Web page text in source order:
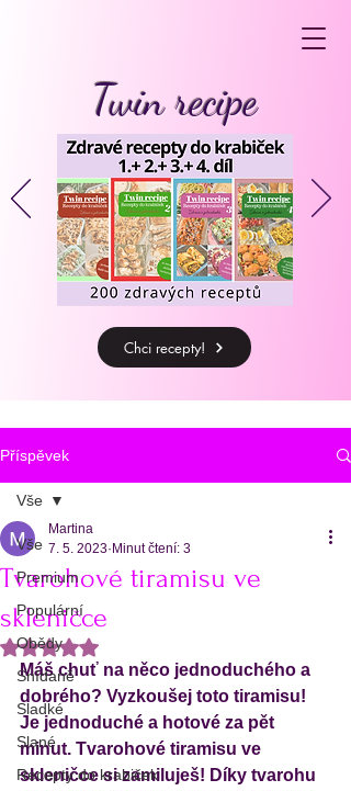
Twin recipe
Chci recepty!
Příspěvek
Vše
Premium
Populární
Obědy
Snídaně
Sladké
Slané
Recepty do krabiček
Vše
Tvarohové tiramisu ve
skleničce
Martina
7. 5. 2023 Minut čtení: 3
Hodnoceno NaN z 5 hvězdiček.
Máš chuť na něco jednoduchého a
dobrého? Vyzkoušej toto tiramisu!
Je jednoduché a hotové za pět
minut. Tvarohové tiramisu ve
skleničce si zamiluješ! Díky tvarohu